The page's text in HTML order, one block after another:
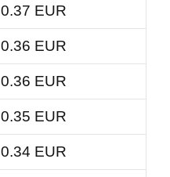
0.37 EUR
0.36 EUR
0.36 EUR
0.35 EUR
0.34 EUR